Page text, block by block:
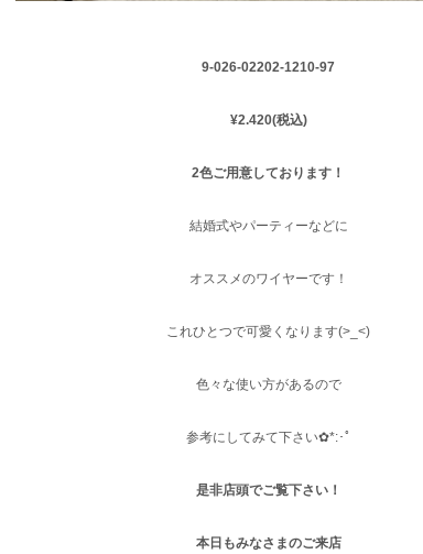
9-026-02202-1210-97
¥2.420(税込)
2色ご用意しております！
結婚式やパーティーなどに
オススメのワイヤーです！
これひとつで可愛くなります(>_<)
色々な使い方があるので
参考にしてみて下さい✿*:･ﾟ
是非店頭でご覧下さい！
本日もみなさまのご来店